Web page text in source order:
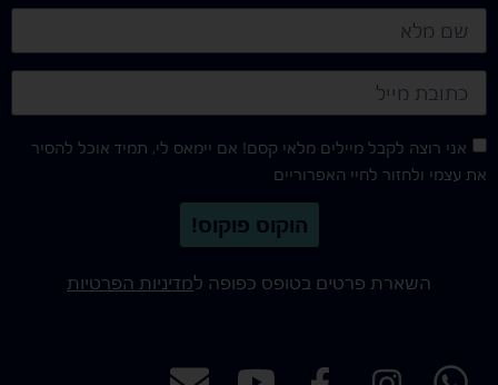
אני רוצה לקבל מיילים מלאי קסם! אם יימאס לי, תמיד אוכל להסיר
את עצמי ולחזור לחיי האפרוריים
הוקוס פוקוס!
השארת פרטים בטופס כפופה למדיניות הפרטיות